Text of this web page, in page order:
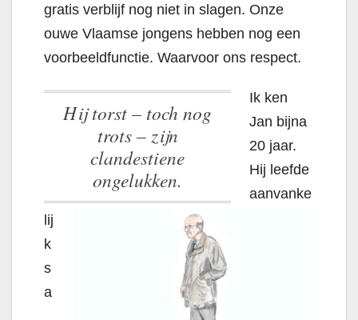
gratis verblijf nog niet in slagen. Onze
ouwe Vlaamse jongens hebben nog een
voorbeeldfunctie. Waarvoor ons respect.
Hij torst – toch nog
trots – zijn
clandestiene
ongelukken.
Ik ken
Jan bijna
20 jaar.
Hij leefde
aanvanke
lij
k
s
a